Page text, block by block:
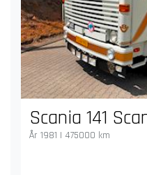
Scania 141
År 1981 | 475000 km